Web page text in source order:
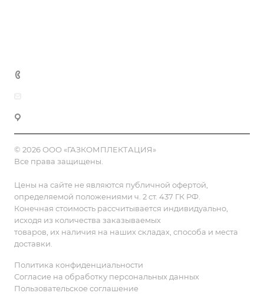
© 2026 ООО «ГАЗКОМПЛЕКТАЦИЯ»
Все права защищены.
Цены на сайте не являются публичной офертой,
определяемой положениями ч. 2 ст. 437 ГК РФ.
Конечная стоимость рассчитывается индивидуально,
исходя из количества заказываемых
товаров, их наличия на наших складах, способа и места
доставки.
Политика конфиденциальности
Согласие на обработку персональных данных
Пользовательское соглашение